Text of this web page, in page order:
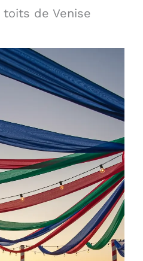
toits de Venise